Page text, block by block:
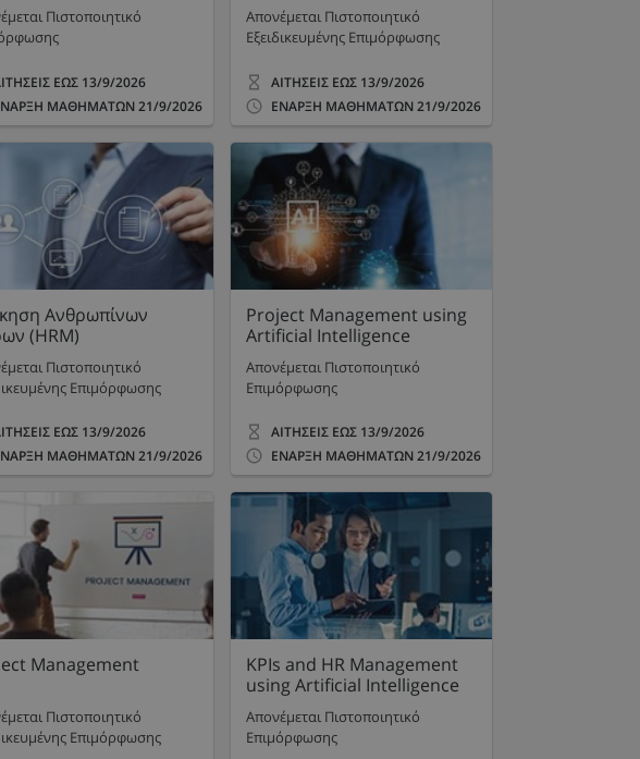
Πιστοποιητικό
ΕΩΣ 13/9/2026
ΜΑΘΗΜΑΤΩΝ 21/9/2026
Απονέμεται Πιστοποιητικό
Εξειδικευμένης Επιμόρφωσης
ΑΙΤΗΣΕΙΣ ΕΩΣ 13/9/2026
ΕΝΑΡΞΗ ΜΑΘΗΜΑΤΩΝ 21/9/2026
Ανθρωπίνων
(HRM)
Πιστοποιητικό
Επιμόρφωσης
ΕΩΣ 13/9/2026
ΜΑΘΗΜΑΤΩΝ 21/9/2026
Project Management using
Artificial Intelligence
Απονέμεται Πιστοποιητικό
Επιμόρφωσης
ΑΙΤΗΣΕΙΣ ΕΩΣ 13/9/2026
ΕΝΑΡΞΗ ΜΑΘΗΜΑΤΩΝ 21/9/2026
Management
Πιστοποιητικό
Επιμόρφωσης
KPIs and HR Management
using Artificial Intelligence
Απονέμεται Πιστοποιητικό
Επιμόρφωσης